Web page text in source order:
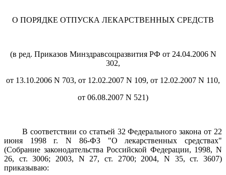
О ПОРЯДКЕ ОТПУСКА ЛЕКАРСТВЕННЫХ СРЕДСТВ
(в ред. Приказов Минздравсоцразвития РФ от 24.04.2006 N
302,
от 13.10.2006 N 703, от 12.02.2007 N 109, от 12.02.2007 N 110,
от 06.08.2007 N 521)
В соответствии со статьей 32 Федерального закона от 22
июня 1998 г. N 86-ФЗ "О лекарственных средствах"
(Собрание законодательства Российской Федерации, 1998, N
26, ст. 3006; 2003, N 27, ст. 2700; 2004, N 35, ст. 3607)
приказываю: